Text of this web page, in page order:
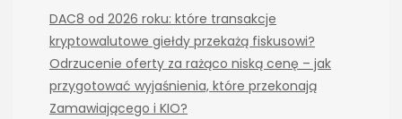
DAC8 od 2026 roku: które transakcje
kryptowalutowe giełdy przekażą fiskusowi?
Odrzucenie oferty za rażąco niską cenę – jak
przygotować wyjaśnienia, które przekonają
Zamawiającego i KIO?